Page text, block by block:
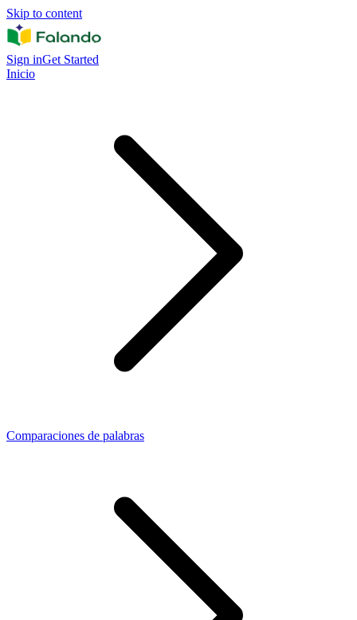
Skip to content
Sign inGet Started
Inicio
Comparaciones de palabras